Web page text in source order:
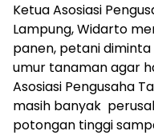
Ketua Asosiasi
Lampung, Widarto
panen, petani
umur tanaman agar
Asosiasi Pengusaha
masih banyak
potongan tinggi